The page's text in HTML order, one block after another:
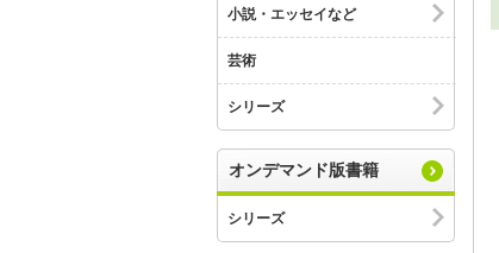
小説・エッセイなど
芸術
シリーズ
オンデマンド版書籍
シリーズ